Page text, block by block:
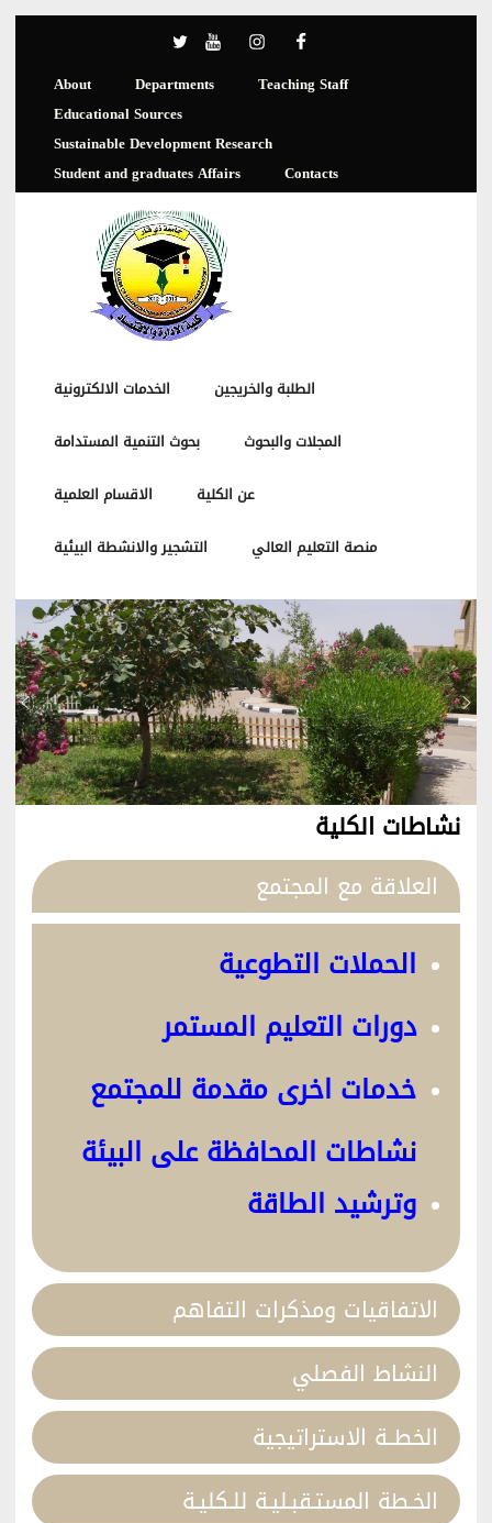
About Departments
Teaching Staff
Educational Sources
Sustainable Development Research
Student and graduates Affairs
Contacts
الخدمات الالكترونية
الطلبة والخريجين
بحوث التنمية المستدامة
المجلات والبحوث
الاقسام العلمية
عن الكلية
التشجير والانشطة البيئية
منصة التعليم العالي
نشاطات الكلية
العلاقة مع المجتمع
الحملات التطوعية
دورات التعليم المستمر
خدمات اخرى مقدمة للمجتمع
نشاطات المحافظة على البيئة
وترشيد الطاقة
الاتفاقيات ومذكرات التفاهم
النشاط الفصلي
الخطــة الاستراتيجية
الخـطة المستـقبـليـة للـكليـة